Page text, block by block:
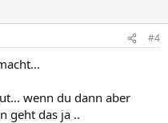
#4
wenn du dann aber
geht das ja ..